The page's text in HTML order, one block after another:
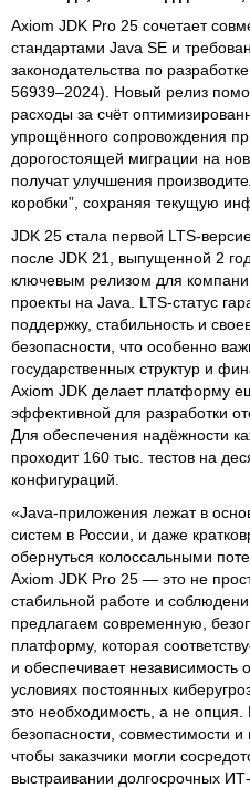
Axiom JDK Pro 25 сочетает
стандартами Java SE и
законодательства по
56939–2024). Новый релиз
расходы за счёт
упрощённого сопровождения
дорогостоящей миграции на
получат улучшения
коробки”, сохраняя текущую
JDK 25 стала первой LTS-
после JDK 21, выпущенной 2
ключевым релизом для
проекты на Java. LTS-статус
поддержку, стабильность и
безопасности, что особенно
государственных структур и
Axiom JDK делает платформу
эффективной для разработки
Для обеспечения надёжности
проходит 160 тыс. тестов на
конфигураций.
«Java-приложения лежат в
систем в России, и даже
обернуться колоссальными
Axiom JDK Pro 25 — это не
стабильной работе и
предлагаем современную,
платформу, которая
и обеспечивает независимость
условиях постоянных
это необходимость, а не
безопасности, совместимости
чтобы заказчики могли
выстраивании долгосрочных